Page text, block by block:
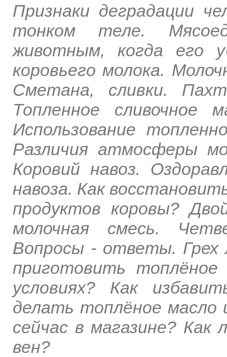
Признаки деградации
тонком теле.
животным, когда его
коровьего молока.
Сметана, сливки.
Топленное
Использование
Различия атмосферы
Коровий навоз.
навоза. Как
продуктов коровы?
молочная смесь.
Вопросы - ответы. Грех
приготовить
условиях? Как
делать топлёное масло
сейчас в магазине? Как
вен?